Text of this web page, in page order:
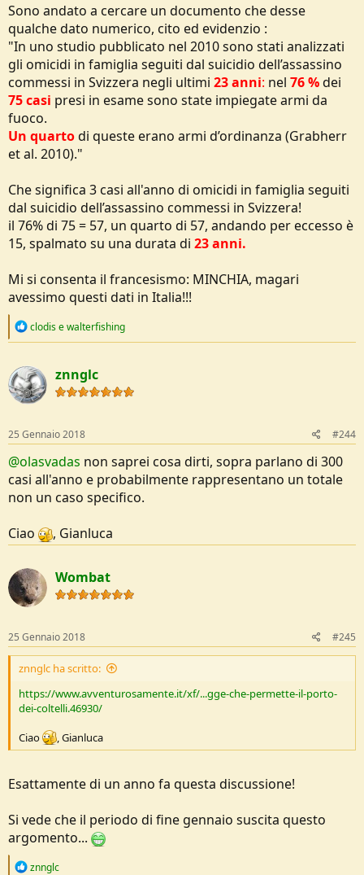
Sono andato a cercare un documento che desse
qualche dato numerico, cito ed evidenzio :
"In uno studio pubblicato nel 2010 sono stati analizzati
gli omicidi in famiglia seguiti dal suicidio dell’assassino
commessi in Svizzera negli ultimi 23 anni: nel 76 %dei
75 casi presi in esame sono state impiegate armi da
fuoco.
Un quartodi queste erano armi d’ordinanza (Grabherr
et al. 2010)."
Che significa 3 casi all'anno di omicidi in famiglia seguiti
dal suicidio dell’assassino commessi in Svizzera!
il 76% di 75 = 57, un quarto di 57, andando per eccesso è
15, spalmato su una durata di 23 anni.
Mi si consenta il francesismo: MINCHIA, magari
avessimo questi dati in Italia!!!
R
c
t
i
o
s
:
clodisewalterfishing
znnglc
25 Gennaio 2018 #244
@olasvadas non saprei cosa dirti, sopra parlano di 300
casi all'anno e probabilmente rappresentano un totale
non un caso specifico.
Ciao
, Gianluca
Wombat
25 Gennaio 2018 #245
znnglc ha scritto:
https://www.avventurosamente.it/xf/...gge-che-permette-il-porto-
dei-coltelli.46930/
Ciao
, Gianluca
Esattamente di un anno fa questa discussione!
Si vede che il periodo di fine gennaio suscita questo
argomento...
R
znnglc